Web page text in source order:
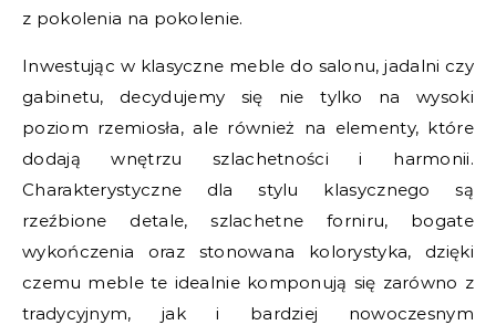
z pokolenia na pokolenie.
Inwestując w klasyczne meble do salonu, jadalni czy
gabinetu, decydujemy się nie tylko na wysoki
poziom rzemiosła, ale również na elementy, które
dodają wnętrzu szlachetności i harmonii.
Charakterystyczne dla stylu klasycznego są
rzeźbione detale, szlachetne forniru, bogate
wykończenia oraz stonowana kolorystyka, dzięki
czemu meble te idealnie komponują się zarówno z
tradycyjnym, jak i bardziej nowoczesnym